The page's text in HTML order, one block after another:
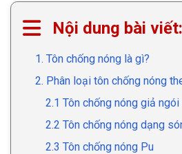
Nội dung bài viết:
1. Tôn chống nóng là gì?
2. Phân loại tôn chống nóng
2.1 Tôn chống nóng giả ngói
2.2 Tôn chống nóng dạng
2.3 Tôn chống nóng Pu